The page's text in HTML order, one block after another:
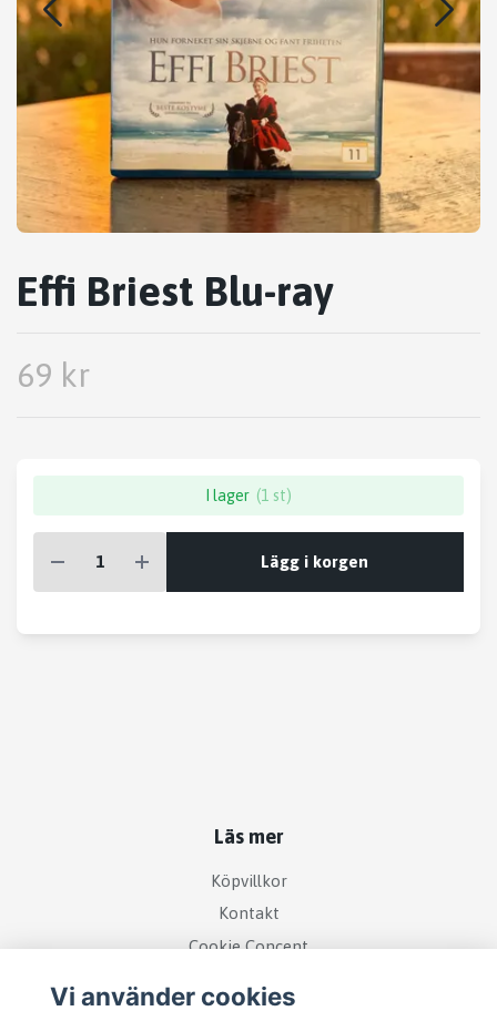
Effi Briest Blu-ray
69 kr
I lager (1 st)
Lägg i korgen
Läs mer
Köpvillkor
Kontakt
Cookie Concent
Vi använder cookies